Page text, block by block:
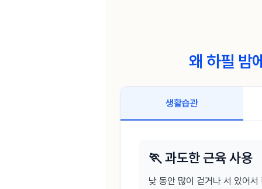
왜 하필 밤
생활습관
🏃 과도한 근육 사용
낮 동안 많이 걷거나 서 있어서